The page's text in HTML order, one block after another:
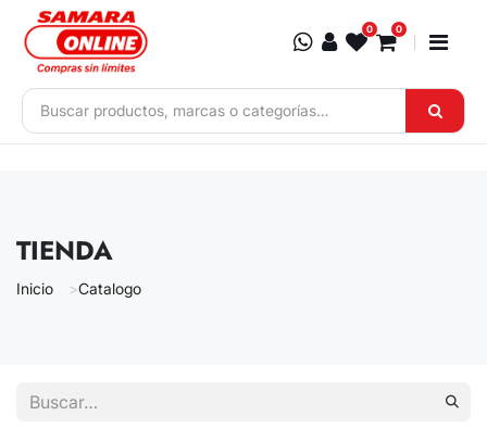
Ir al contenido
0 0
TIENDA
Inicio Catalogo